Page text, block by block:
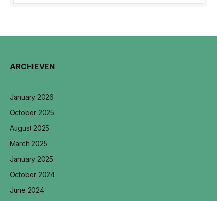
ARCHIEVEN
January 2026
October 2025
August 2025
March 2025
January 2025
October 2024
June 2024